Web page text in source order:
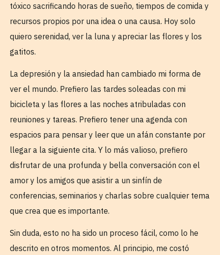
tóxico sacrificando horas de sueño, tiempos de comida y
recursos propios por una idea o una causa. Hoy solo
quiero serenidad, ver la luna y apreciar las flores y los
gatitos.
La depresión y la ansiedad han cambiado mi forma de
ver el mundo. Prefiero las tardes soleadas con mi
bicicleta y las flores a las noches atribuladas con
reuniones y tareas. Prefiero tener una agenda con
espacios para pensar y leer que un afán constante por
llegar a la siguiente cita. Y lo más valioso, prefiero
disfrutar de una profunda y bella conversación con el
amor y los amigos que asistir a un sinfín de
conferencias, seminarios y charlas sobre cualquier tema
que crea que es importante.
Sin duda, esto no ha sido un proceso fácil, como lo he
descrito en otros momentos. Al principio, me costó